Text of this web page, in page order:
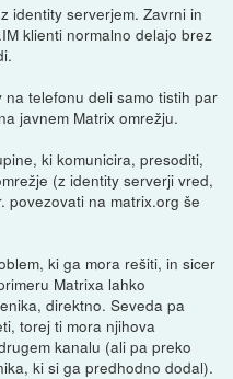
identity serverjem. Zavrni in
klienti normalno delajo brez
telefonu deli samo tistih par
javnem Matrix omrežju.
ki komunicira, presoditi,
(z identity serverji vred,
povezovati na matrix.org še
ki ga mora rešiti, in sicer
Matrixa lahko
direktno. Seveda pa
torej ti mora njihova
kanalu (ali pa preko
ki si ga predhodno dodal).